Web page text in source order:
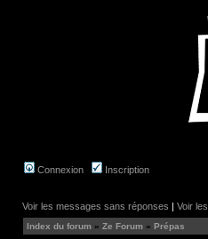
Connexion Inscription
Voir les messages sans réponses | Voir
Index du forum » Ze Forum » Prépas